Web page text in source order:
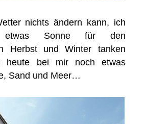
nichts ändern kann, ich
Sonne für den
Herbst und Winter tanken
heute bei mir noch etwas
Sand und Meer…